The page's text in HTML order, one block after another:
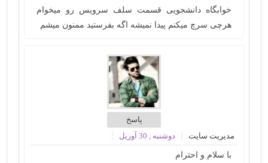
خوابگاه دانشجویی قسمت سلف سرویس رو میخوام
هرچی سرچ میکنم پیدا نمیشه اگه بفرستید ممنون میشم
پاسخ
مدیریت سایت
دوشنبه , 30 آوریل
با سلام و احترام